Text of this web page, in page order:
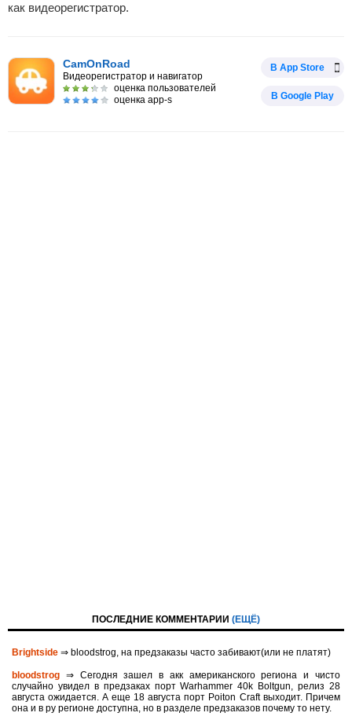
как видеорегистратор.
CamOnRoad
Видеорегистратор и навигатор
оценка пользователей
оценка app-s
В App Store
В Google Play
ПОСЛЕДНИЕ КОММЕНТАРИИ (ЕЩЁ)
Brightside ⇒ bloodstrog, на предзаказы часто забивают(или не платят)
bloodstrog ⇒ Сегодня зашел в акк американского региона и чисто
случайно увидел в предзаках порт Warhammer 40k Boltgun, релиз 28
августа ожидается. A eще 18 августа порт Poiton Сraft выходит. Причем
она и в ру регионе доступна, но в разделе предзаказов почему то нету.